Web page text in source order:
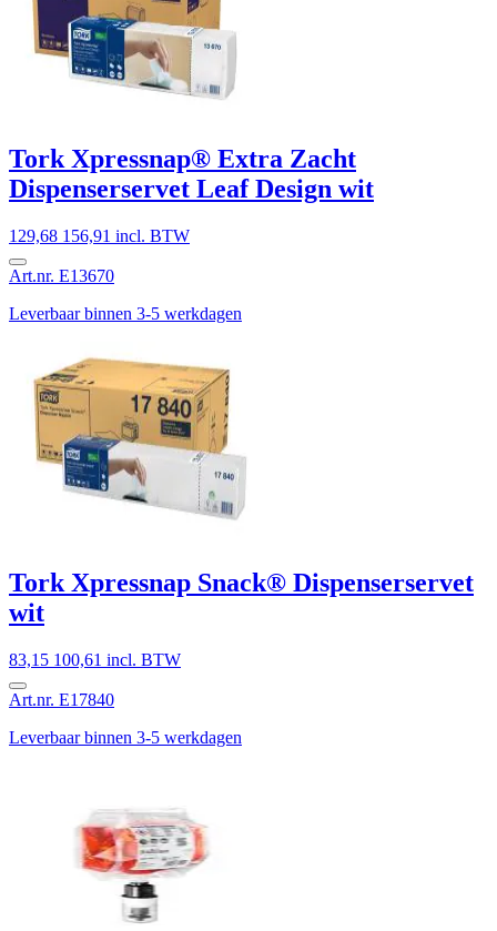
Tork Xpressnap® Extra Zacht
Dispenserservet Leaf Design wit
129,68 156,91 incl. BTW
Art.nr. E13670
Leverbaar binnen 3-5 werkdagen
Tork Xpressnap Snack® Dispenserservet
wit
83,15 100,61 incl. BTW
Art.nr. E17840
Leverbaar binnen 3-5 werkdagen